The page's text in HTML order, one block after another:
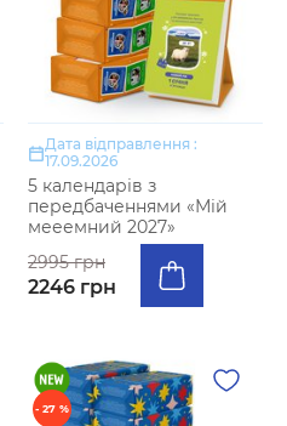
Дата відправлення :
17.09.2026
5 календарів з
передбаченнями «Мій
мееемний 2027»
2995 грн
2246 грн
- 27 %